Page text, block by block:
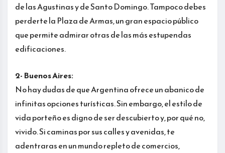
de las Agustinas y de Santo Domingo. Tampoco debes
perderte la Plaza de Armas, un gran espacio público
que permite admirar otras de las más estupendas
edificaciones.
2- Buenos Aires:
No hay dudas de que Argentina ofrece un abanico de
infinitas opciones turísticas. Sin embargo, el estilo de
vida porteño es digno de ser descubierto y, por qué no,
vivido. Si caminas por sus calles y avenidas, te
adentraras en un mundo repleto de comercios,